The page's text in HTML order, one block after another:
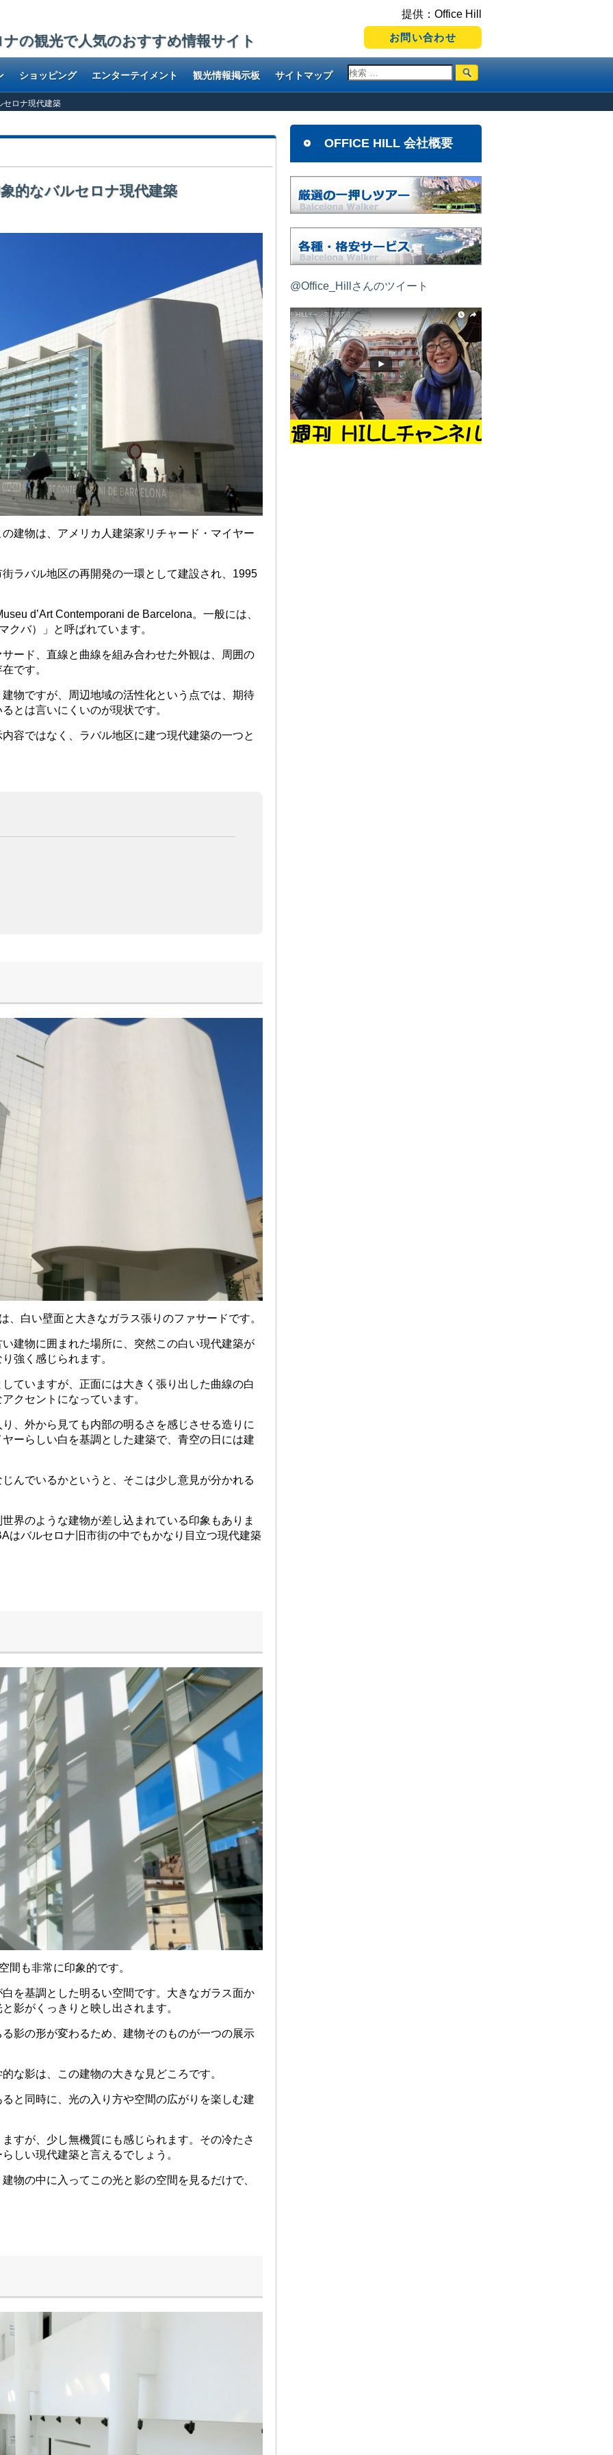
の観光で人気のおすすめ情報サイト
提供：Office Hill
お問い合わせ
ショッピング エンターテイメント 観光情報掲示板 サイトマップ
セロナ現代建築
的なバルセロナ現代建築
建物は、アメリカ人建築家リチャード・マイヤー
ラバル地区の再開発の一環として建設され、1995
d’Art Contemporani de Barcelona。一般には、
クバ）」と呼ばれています。
ード、直線と曲線を組み合わせた外観は、周囲の
です。
物ですが、周辺地域の活性化という点では、期待
とは言いにくいのが現状です。
容ではなく、ラバル地区に建つ現代建築の一つと
、白い壁面と大きなガラス張りのファサードです。
建物に囲まれた場所に、突然この白い現代建築が
強く感じられます。
ていますが、正面には大きく張り出した曲線の白
クセントになっています。
、外から見ても内部の明るさを感じさせる造りに
ーらしい白を基調とした建築で、青空の日には建
んでいるかというと、そこは少し意見が分かれる
界のような建物が差し込まれている印象もありま
はバルセロナ旧市街の中でもかなり目立つ現代建築
間も非常に印象的です。
を基調とした明るい空間です。大きなガラス面か
影がくっきりと映し出されます。
影の形が変わるため、建物そのものが一つの展示
な影は、この建物の大きな見どころです。
と同時に、光の入り方や空間の広がりを楽しむ建
すが、少し無機質にも感じられます。その冷たさ
しい現代建築と言えるでしょう。
物の中に入ってこの光と影の空間を見るだけで、
OFFICE HILL 会社概要
@Office_Hillさんのツイート